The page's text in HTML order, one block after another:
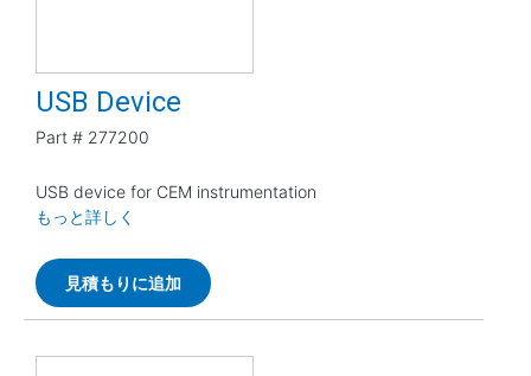
USB Device
Part # 277200
USB device for CEM instrumentation
もっと詳しく
見積もりに追加